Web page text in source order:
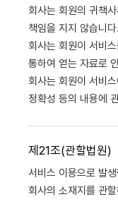
회사는 회원의 귀책
책임을 지지 않습니다.
회사는 회원이 서비
통하여 얻는 자료로
회사는 회원이 서비
정확성 등의 내용에
제21조(관할법원)
서비스 이용으로 발
회사의 소재지를 관